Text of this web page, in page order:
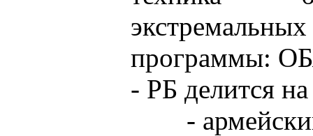
программы:
- РБ делится
-